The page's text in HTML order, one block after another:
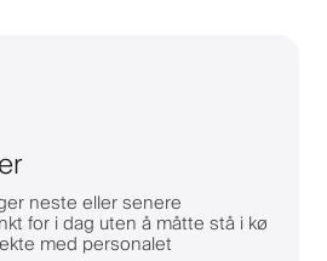
neste eller senere
for i dag uten å måtte stå i kø
med personalet